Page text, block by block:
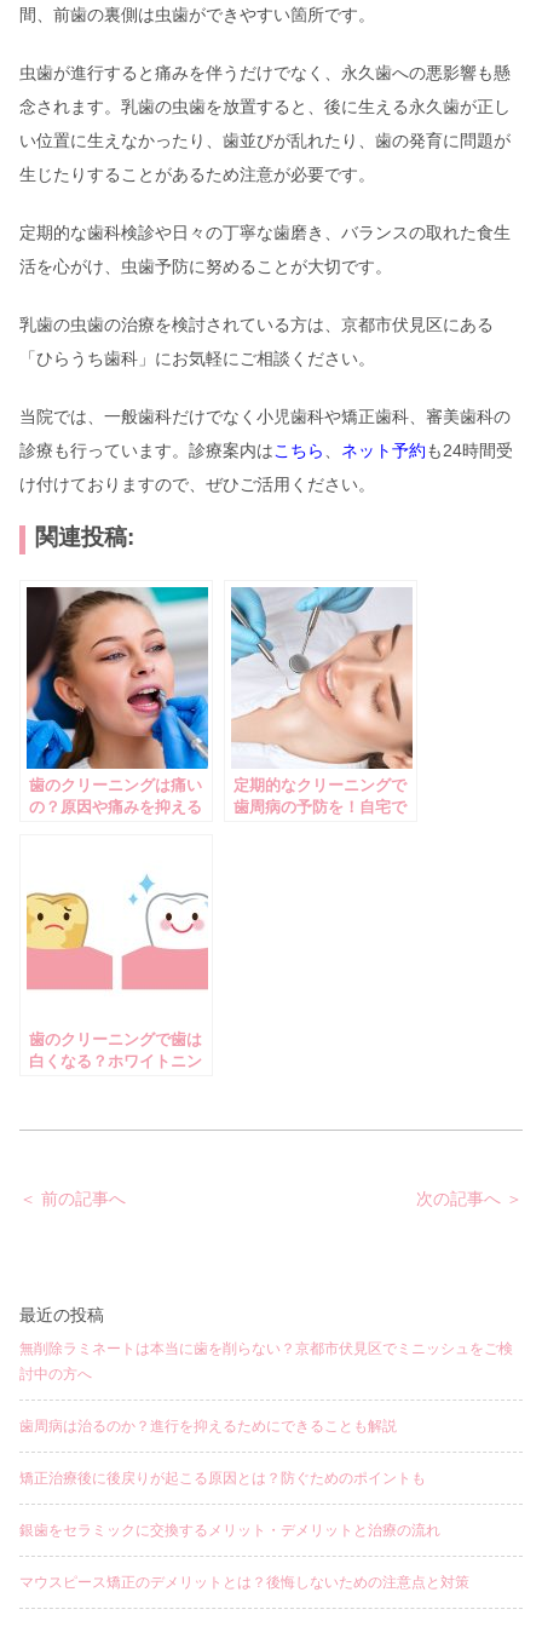
間、前歯の裏側は虫歯ができやすい箇所です。
虫歯が進行すると痛みを伴うだけでなく、永久歯への悪影響も懸
念されます。乳歯の虫歯を放置すると、後に生える永久歯が正し
い位置に生えなかったり、歯並びが乱れたり、歯の発育に問題が
生じたりすることがあるため注意が必要です。
定期的な歯科検診や日々の丁寧な歯磨き、バランスの取れた食生
活を心がけ、虫歯予防に努めることが大切です。
乳歯の虫歯の治療を検討されている方は、京都市伏見区にある
「ひらうち歯科」にお気軽にご相談ください。
当院では、一般歯科だけでなく小児歯科や矯正歯科、審美歯科の
診療も行っています。診療案内はこちら ネット予約も24時間受
け付けておりますので、ぜひご活用ください。
関連投稿:
歯のクリーニングは痛い
の？原因や痛みを抑える
定期的なクリーニングで
歯周病の予防を！自宅で
歯のクリーニングで歯は
白くなる？ホワイトニン
投
ョ
＜ 前の記事へ 次の記事へ ＞
最近の投稿
無削除ラミネートは本当に歯を削らない？京都市伏見区でミニッシュをご検
討中の方へ
歯周病は治るのか？進行を抑えるためにできることも解説
矯正治療後に後戻りが起こる原因とは？防ぐためのポイントも
銀歯をセラミックに交換するメリット・デメリットと治療の流れ
マウスピース矯正のデメリットとは？後悔しないための注意点と対策